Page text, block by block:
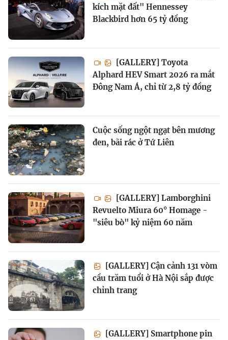
kích mặt đất" Hennessey
Blackbird hơn 65 tỷ đồng
[GALLERY] Toyota
Alphard HEV Smart 2026 ra mắt
Đông Nam Á, chỉ từ 2,8 tỷ đồng
Cuộc sống ngột ngạt bên mương
đen, bãi rác ở Tứ Liên
[GALLERY] Lamborghini
Revuelto Miura 60° Homage -
"siêu bò" kỷ niệm 60 năm
[GALLERY] Cận cảnh 131 vòm
cầu trăm tuổi ở Hà Nội sắp được
chỉnh trang
[GALLERY] Smartphone pin